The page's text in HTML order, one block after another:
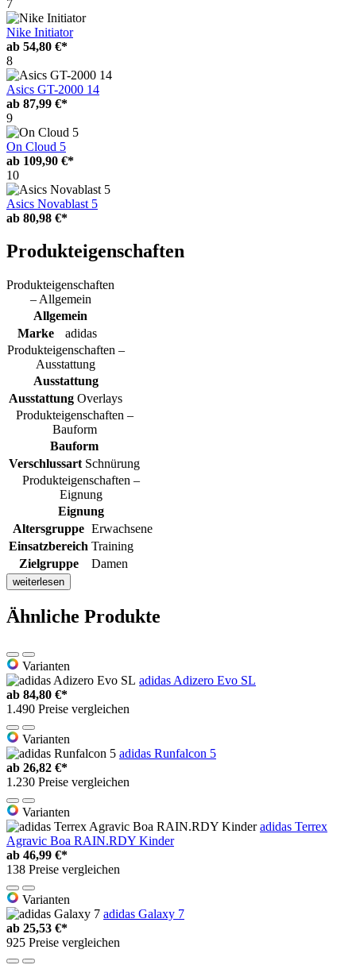
7
Nike Initiator
ab 54,80 €*
8
Asics GT-2000 14
ab 87,99 €*
9
On Cloud 5
ab 109,90 €*
10
Asics Novablast 5
ab 80,98 €*
Produkteigenschaften
Produkteigenschaften
– Allgemein
Allgemein
Marke
adidas
Produkteigenschaften –
Ausstattung
Ausstattung
Ausstattung Overlays
Produkteigenschaften –
Bauform
Bauform
Verschlussart Schnürung
Produkteigenschaften –
Eignung
Eignung
Altersgruppe Erwachsene
Einsatzbereich Training
Zielgruppe
Damen
weiterlesen
Ähnliche Produkte
Varianten
adidas Adizero Evo SL
ab 84,80 €*
1.490 Preise vergleichen
Varianten
adidas Runfalcon 5
ab 26,82 €*
1.230 Preise vergleichen
Varianten
adidas Terrex
Agravic Boa RAIN.RDY Kinder
ab 46,99 €*
138 Preise vergleichen
Varianten
adidas Galaxy 7
ab 25,53 €*
925 Preise vergleichen